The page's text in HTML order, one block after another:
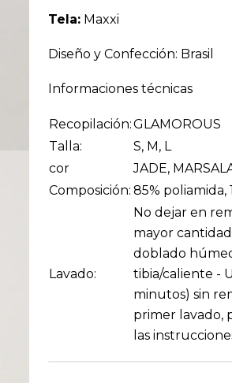
Tela: Maxxi
Diseño y Confección: Brasil
Informaciones técnicas
Recopilación:GLAMOROUS
Talla:
S, M, L
cor
JADE,
Composición: 85% poliamida,
Lavado:
No dejar en
mayor
doblado
tibia/caliente -
minutos) sin
primer lavado,
las